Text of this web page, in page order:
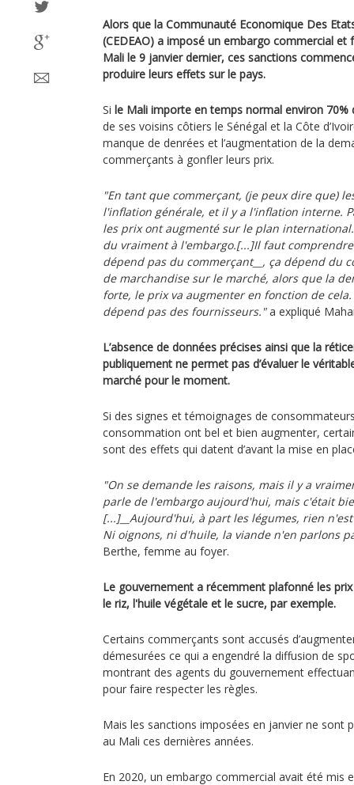
Alors que la Communauté Economique Des
(CEDEAO) a imposé un embargo commercial
Mali le 9 janvier dernier, ces sanctions
produire leurs effets sur le pays.
Si le Mali importe en temps normal environ 70%
de ses voisins côtiers le Sénégal et la Côte
manque de denrées et l’augmentation de la
commerçants à gonfler leurs prix.
"En tant que commerçant, (je peux dire que)
l'inflation générale, et il y a l'inflation interne.
les prix ont augmenté sur le plan
du vraiment à l'embargo.[...]Il faut
dépend pas du commerçant__, ça dépend du
de marchandise sur le marché, alors que la
forte, le prix va augmenter en fonction de
dépend pas des fournisseurs."a expliqué
L’absence de données précises ainsi que la
publiquement ne permet pas d’évaluer le
marché pour le moment.
Si des signes et témoignages de
consommation ont bel et bien augmenter,
sont des effets qui datent d’avant la mise en
"On se demande les raisons, mais il y a
parle de l'embargo aujourd'hui, mais c'était
[...]__Aujourd'hui, à part les légumes, rien
Ni oignons, ni d'huile, la viande n'en parlons
Berthe, femme au foyer.
Le gouvernement a récemment plafonné les
le riz, l'huile végétale et le sucre, par exemple.
Certains commerçants sont accusés
démesurées ce qui a engendré la diffusion de
montrant des agents du gouvernement
pour faire respecter les règles.
Mais les sanctions imposées en janvier ne sont
au Mali ces dernières années.
En 2020, un embargo commercial avait été mis